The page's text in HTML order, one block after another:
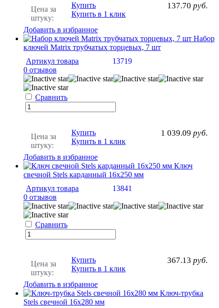
Цена за
штуку:
137.70 руб.
Купить
Купить в 1 клик
Добавить в избранное
Набор
ключей Matrix трубчатых торцевых, 7 шт
Артикул товара
13719
0 отзывов
Сравнить
Цена за
штуку:
1 039.09 руб.
Купить
Купить в 1 клик
Добавить в избранное
Ключ
свечной Stels карданный 16х250 мм
Артикул товара
13841
0 отзывов
Сравнить
Цена за
штуку:
367.13 руб.
Купить
Купить в 1 клик
Добавить в избранное
Ключ-трубка
Stels свечной 16х280 мм